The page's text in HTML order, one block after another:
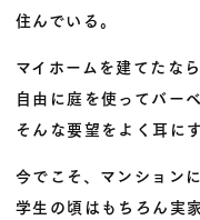
住んでいる。
マイホームを建てたなら
自由に庭を使ってバー
そんな要望をよく耳にす
今でこそ、マンション
学生の頃はもちろん実